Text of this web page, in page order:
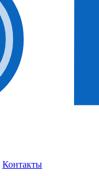
Контакты